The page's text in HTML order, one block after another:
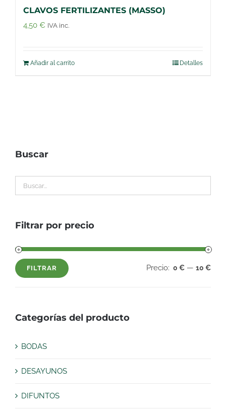
CLAVOS FERTILIZANTES (MASSO)
4,50 € IVA inc.
Añadir al carrito Detalles
Buscar
Filtrar por precio
Precio
Precio
FILTRAR Precio: 0 € — 10 €
Categorías del producto
BODAS
DESAYUNOS
DIFUNTOS